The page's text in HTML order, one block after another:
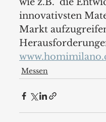
innovativsten
Markt
Messen